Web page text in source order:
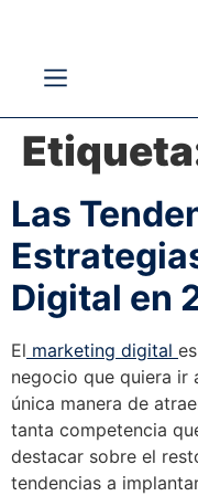
Las
Digital en
El marketing digital
negocio que quiera ir
única manera de
tanta competencia
destacar sobre el
tendencias a